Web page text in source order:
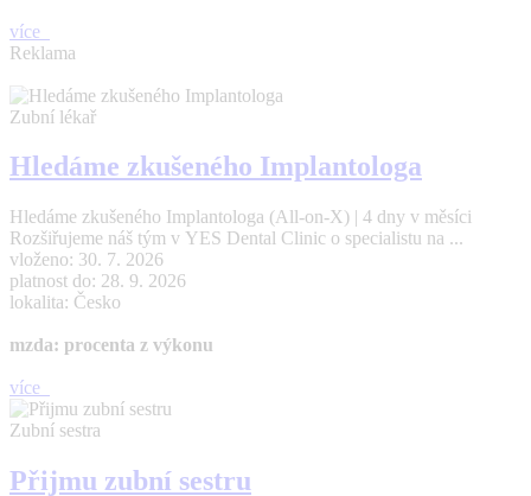
více
Reklama
Zubní lékař
Hledáme zkušeného Implantologa
Hledáme zkušeného Implantologa (All-on-X) | 4 dny v měsíci
Rozšiřujeme náš tým v YES Dental Clinic o specialistu na ...
vloženo: 30. 7. 2026
platnost do: 28. 9. 2026
lokalita: Česko
mzda: procenta z výkonu
více
Zubní sestra
Přijmu zubní sestru